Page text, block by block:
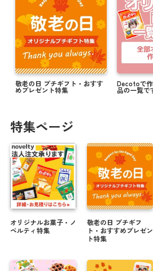
敬老の日 プチギフト・おすす
めプレゼント特集
Decotoで
品の一覧で
特集ページ
オリジナルお菓子・ノ
ベルティ特集
敬老の日 プチギフ
ト・おすすめプレゼン
ト特集